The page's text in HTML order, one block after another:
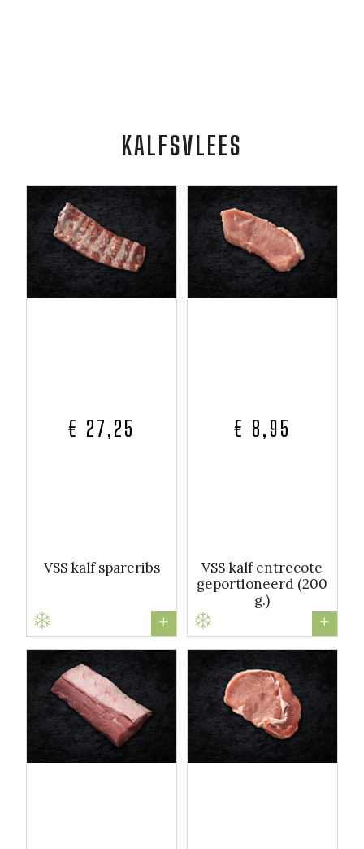
KALFSVLEES
€ 27,25
VSS kalf spareribs
+
€ 8,95
VSS kalf entrecote
geportioneerd (200
g.)
+